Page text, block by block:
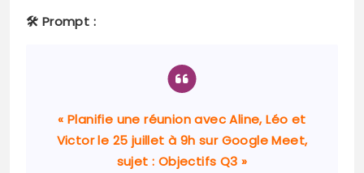
🛠️ Prompt :
« Planifie une réunion avec Aline, Léo et
Victor le 25 juillet à 9h sur Google Meet,
sujet : Objectifs Q3 »